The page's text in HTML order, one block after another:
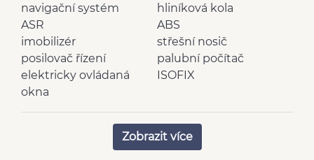
hliníková kola
navigační systém
ABS
ASR
střešní nosič
imobilizér
palubní počítač
posilovač řízení
ISOFIX
elektricky ovládaná
okna
sedadla
výškově nastavitelná
Zobrazit více